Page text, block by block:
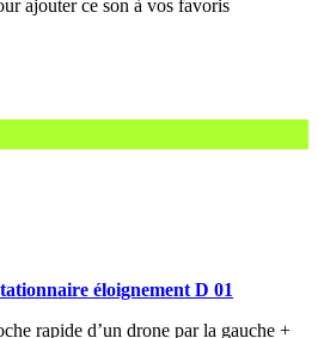
éloignement D 01
rapide d’un drone par la gauche +